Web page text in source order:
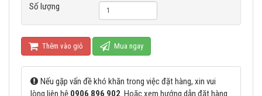
Số lượng
Thêm vào giỏ Mua ngay
Nếu gặp vấn đề khó khăn trong việc đặt hàng, xin vui
lòng liên hệ 0906 896 902. Hoặc xem hướng dẫn đặt hàng